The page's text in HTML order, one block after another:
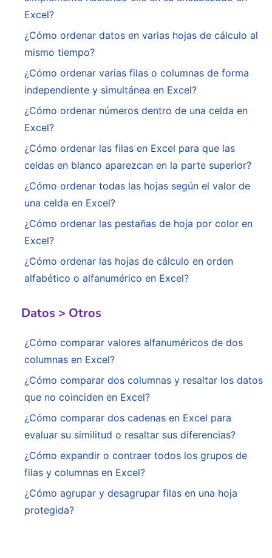
Excel?
¿Cómo ordenar datos en varias hojas de cálculo al
mismo tiempo?
¿Cómo ordenar varias filas o columnas de forma
independiente y simultánea en Excel?
¿Cómo ordenar números dentro de una celda en
Excel?
¿Cómo ordenar las filas en Excel para que las
celdas en blanco aparezcan en la parte superior?
¿Cómo ordenar todas las hojas según el valor de
una celda en Excel?
¿Cómo ordenar las pestañas de hoja por color en
Excel?
¿Cómo ordenar las hojas de cálculo en orden
alfabético o alfanumérico en Excel?
Datos > Otros
¿Cómo comparar valores alfanuméricos de dos
columnas en Excel?
¿Cómo comparar dos columnas y resaltar los datos
que no coinciden en Excel?
¿Cómo comparar dos cadenas en Excel para
evaluar su similitud o resaltar sus diferencias?
¿Cómo expandir o contraer todos los grupos de
filas y columnas en Excel?
¿Cómo agrupar y desagrupar filas en una hoja
protegida?